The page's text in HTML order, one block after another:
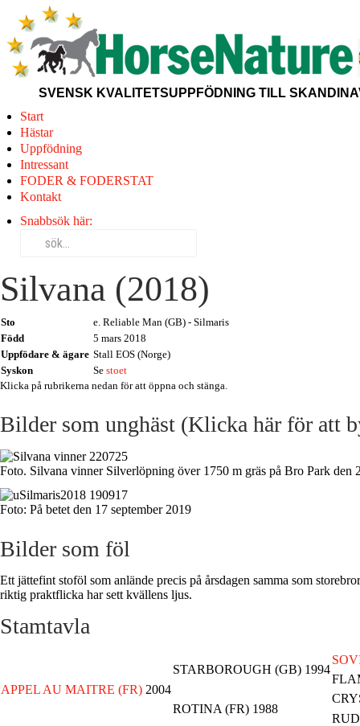
SVENSK KVALITETSUPPFÖDNING TILL
Start
Hästar
Uppfödning
Intressant
FODER & FODERSTAT
Kontakt
Snabbsök här:
Silvana (2018)
Sto
e. Reliable Man (GB) - Silmaris
Född
5 mars 2018
Uppfödare & ägare Stall EOS (Norge)
Syskon
Se stoet
Klicka på rubrikerna nedan för att öppna och stänga.
Bilder som unghäst (Klicka här för att
Foto. Silvana vinner Silverlöpning över 1750 m gräs på Bro Park den
Foto: På betet den 17 september 2019
Bilder som föl
Ett jättefint stoföl som anlände precis på årsdagen samma som
riktig praktflicka har sett kvällens ljus.
Stamtavla
APPEL AU MAITRE (FR) 2004
STARBOROUGH (GB) 1994
ROTINA (FR) 1988